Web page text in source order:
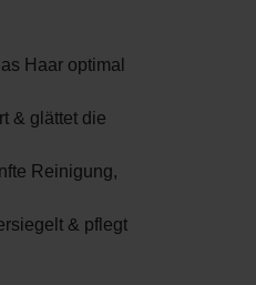
Haar optimal
& glättet die
Reinigung,
& pflegt